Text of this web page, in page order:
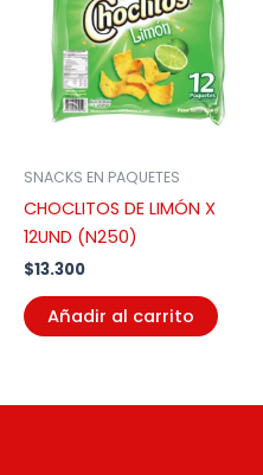
SNACKS EN PAQUETES
CHOCLITOS DE LIMÓN X
12UND (N250)
$13.300
Añadir al carrito